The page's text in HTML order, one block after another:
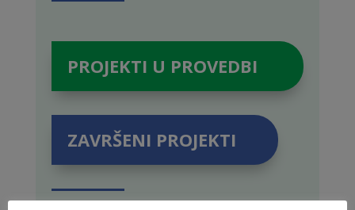
PROJEKTI U PROVEDBI
ZAVRŠENI PROJEKTI